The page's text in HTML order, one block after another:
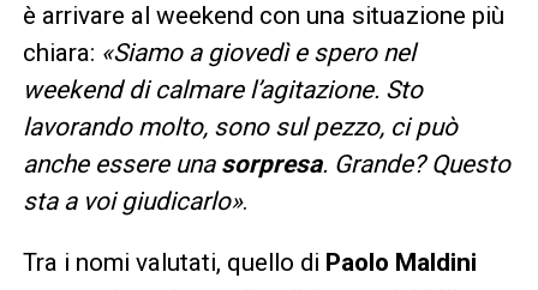
è arrivare al weekend con una situazione più
chiara: «Siamo a giovedì e spero nel
weekend di calmare l’agitazione. Sto
lavorando molto, sono sul pezzo, ci può
anche essere una sorpresa. Grande? Questo
sta a voi giudicarlo».
Tra i nomi valutati, quello di Paolo Maldini